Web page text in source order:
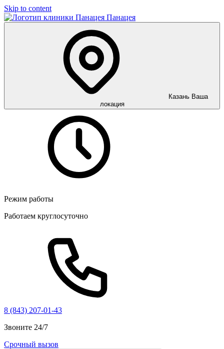
Skip to content
Панацея
Казань Ваша
локация
Режим работы
Работаем круглосуточно
8 (843) 207-01-43
Звоните 24/7
Срочный вызов